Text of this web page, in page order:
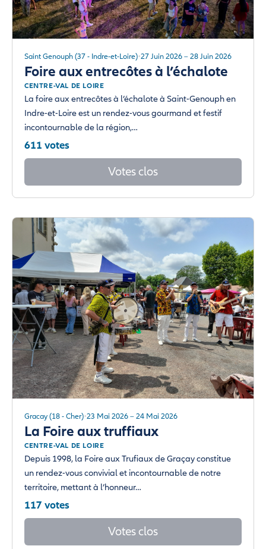
Saint Genouph (37 - Indre-et-Loire) 27 Juin 2026 – 28 Juin 2026
Foire aux entrecôtes à l’échalote
CENTRE-VAL DE LOIRE
La foire aux entrecôtes à l’échalote à Saint-Genouph en
Indre-et-Loire est un rendez-vous gourmand et festif
incontournable de la région,…
611 votes
Votes clos
Gracay (18 - Cher) 23 Mai 2026 – 24 Mai 2026
La Foire aux truffiaux
CENTRE-VAL DE LOIRE
Depuis 1998, la Foire aux Trufiaux de Graçay constitue
un rendez-vous convivial et incontournable de notre
territoire, mettant à l’honneur…
117 votes
Votes clos